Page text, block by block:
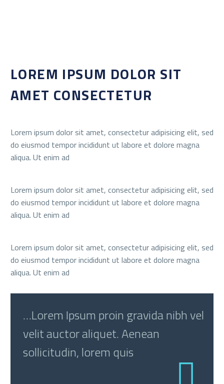
LOREM IPSUM DOLOR SIT
AMET CONSECTETUR
Lorem ipsum dolor sit amet, consectetur adipisicing elit, sed
do eiusmod tempor incididunt ut labore et dolore magna
aliqua. Ut enim ad
Lorem ipsum dolor sit amet, consectetur adipisicing elit, sed
do eiusmod tempor incididunt ut labore et dolore magna
aliqua. Ut enim ad
Lorem ipsum dolor sit amet, consectetur adipisicing elit, sed
do eiusmod tempor incididunt ut labore et dolore magna
aliqua. Ut enim ad
…Lorem Ipsum proin gravida nibh vel
velit auctor aliquet. Aenean
sollicitudin, lorem quis